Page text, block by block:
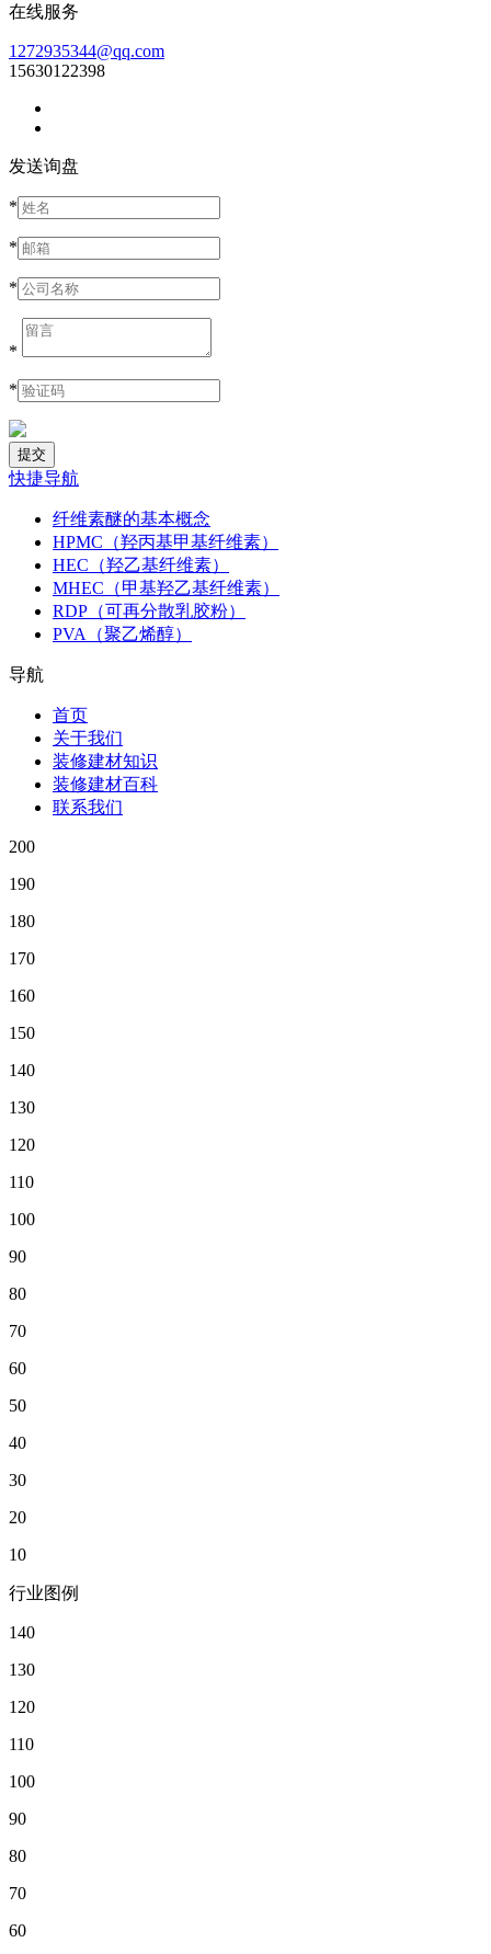
在线服务
1272935344@qq.com
15630122398
发送询盘
*
*
*
*
*
快捷导航
纤维素醚的基本概念
HPMC（羟丙基甲基纤维素）
HEC（羟乙基纤维素）
MHEC（甲基羟乙基纤维素）
RDP（可再分散乳胶粉）
PVA（聚乙烯醇）
导航
首页
关于我们
装修建材知识
装修建材百科
联系我们
200
190
180
170
160
150
140
130
120
110
100
90
80
70
60
50
40
30
20
10
行业图例
140
130
120
110
100
90
80
70
60